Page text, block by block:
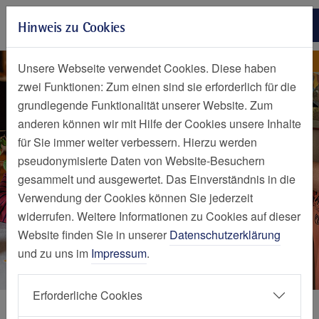
Zur Hauptnavigation springen
Zum Seiteninhalt springen
Zum Seitenende springen
Nachrichten Detailseite
Nachricht
Hinweis zu Cookies
Unsere Webseite verwendet Cookies. Diese haben
zwei Funktionen: Zum einen sind sie erforderlich für die
grundlegende Funktionalität unserer Website. Zum
anderen können wir mit Hilfe der Cookies unsere Inhalte
für Sie immer weiter verbessern. Hierzu werden
pseudonymisierte Daten von Website-Besuchern
gesammelt und ausgewertet. Das Einverständnis in die
Verwendung der Cookies können Sie jederzeit
widerrufen. Weitere Informationen zu Cookies auf dieser
Website finden Sie in unserer Datenschutzerklärung
und zu uns im Impressum.
Erforderliche Cookies